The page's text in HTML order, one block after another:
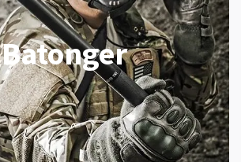
Batonger